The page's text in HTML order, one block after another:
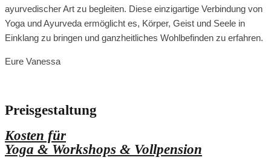
ayurvedischer Art zu begleiten. Diese einzigartige Verbindung von
Yoga und Ayurveda ermöglicht es, Körper, Geist und Seele in
Einklang zu bringen und ganzheitliches Wohlbefinden zu erfahren.
Eure Vanessa
Preisgestaltung
Kosten für
Yoga & Workshops & Vollpension